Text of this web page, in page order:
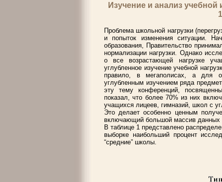
Изучение и анализ учебной
Проблема школьной нагрузки
и попыток изменения ситуации.
образования, Правительство
нормализации нагрузки. Однако
о все возрастающей нагрузке
углубленное изучение учебной
правило, в мегаполисах, а для
углубленным изучением ряда
эту тему конференций,
показал, что более 70% из них
учащихся лицеев, гимназий, школ с
Это делает особенно ценным
включающий большой массив данных
В таблице 1 представлено
выборке наибольший процент
“средние” школы.